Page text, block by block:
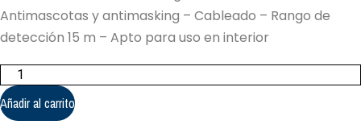
Antimascotas y antimasking – Cableado – Rango de
detección 15 m – Apto para uso en interior
Detector
PIR
doble
tecnología
Añadir al carrito